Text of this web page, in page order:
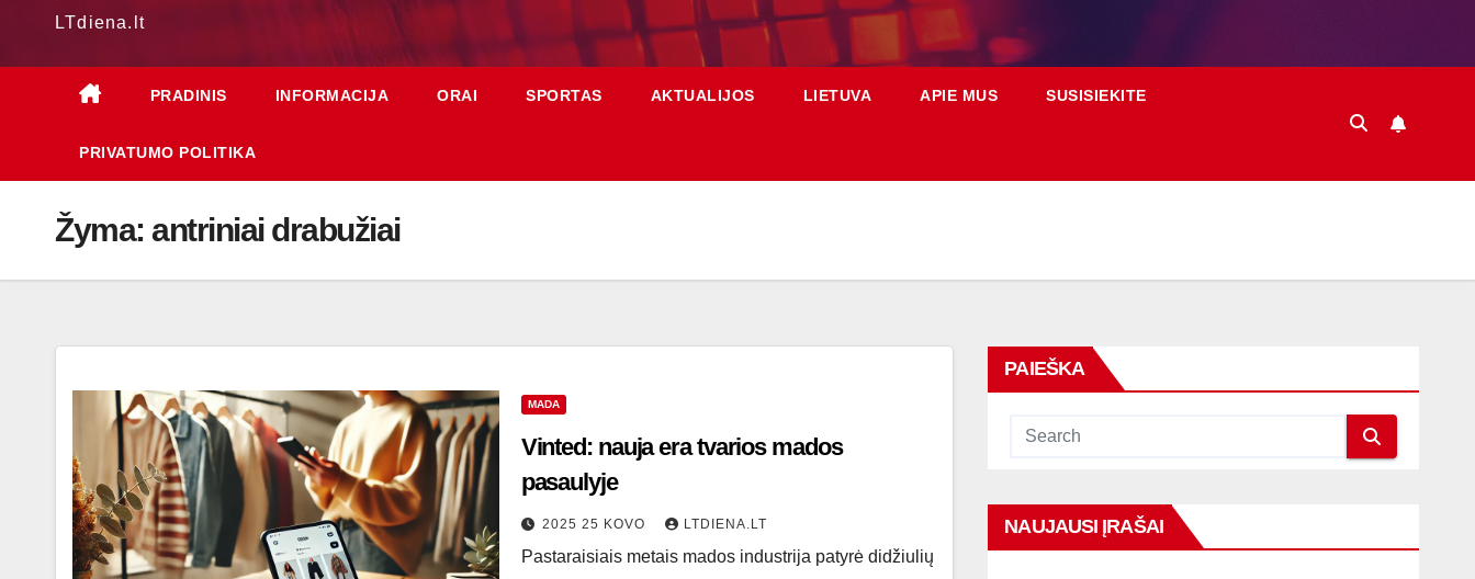
LTdiena.lt
PRADINIS INFORMACIJA ORAI SPORTAS AKTUALIJOS LIETUVA APIE MUS SUSISIEKITE
PRIVATUMO POLITIKA
Žyma: antriniai drabužiai
MADA
Vinted: nauja era tvarios mados
pasaulyje
2025 25 KOVO LTDIENA.LT
Pastaraisiais metais mados industrija patyrė didžiulių
PAIEŠKA
NAUJAUSI ĮRAŠAI